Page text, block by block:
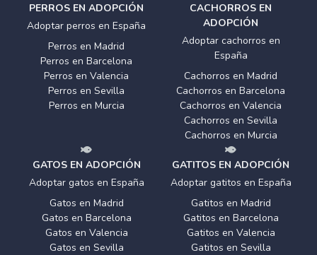
PERROS EN ADOPCIÓN
Adoptar perros en España
Perros en Madrid
Perros en Barcelona
Perros en Valencia
Perros en Sevilla
Perros en Murcia
CACHORROS EN
ADOPCIÓN
Adoptar cachorros en
España
Cachorros en Madrid
Cachorros en Barcelona
Cachorros en Valencia
Cachorros en Sevilla
Cachorros en Murcia
GATOS EN ADOPCIÓN
Adoptar gatos en España
Gatos en Madrid
Gatos en Barcelona
Gatos en Valencia
Gatos en Sevilla
GATITOS EN ADOPCIÓN
Adoptar gatitos en España
Gatitos en Madrid
Gatitos en Barcelona
Gatitos en Valencia
Gatitos en Sevilla